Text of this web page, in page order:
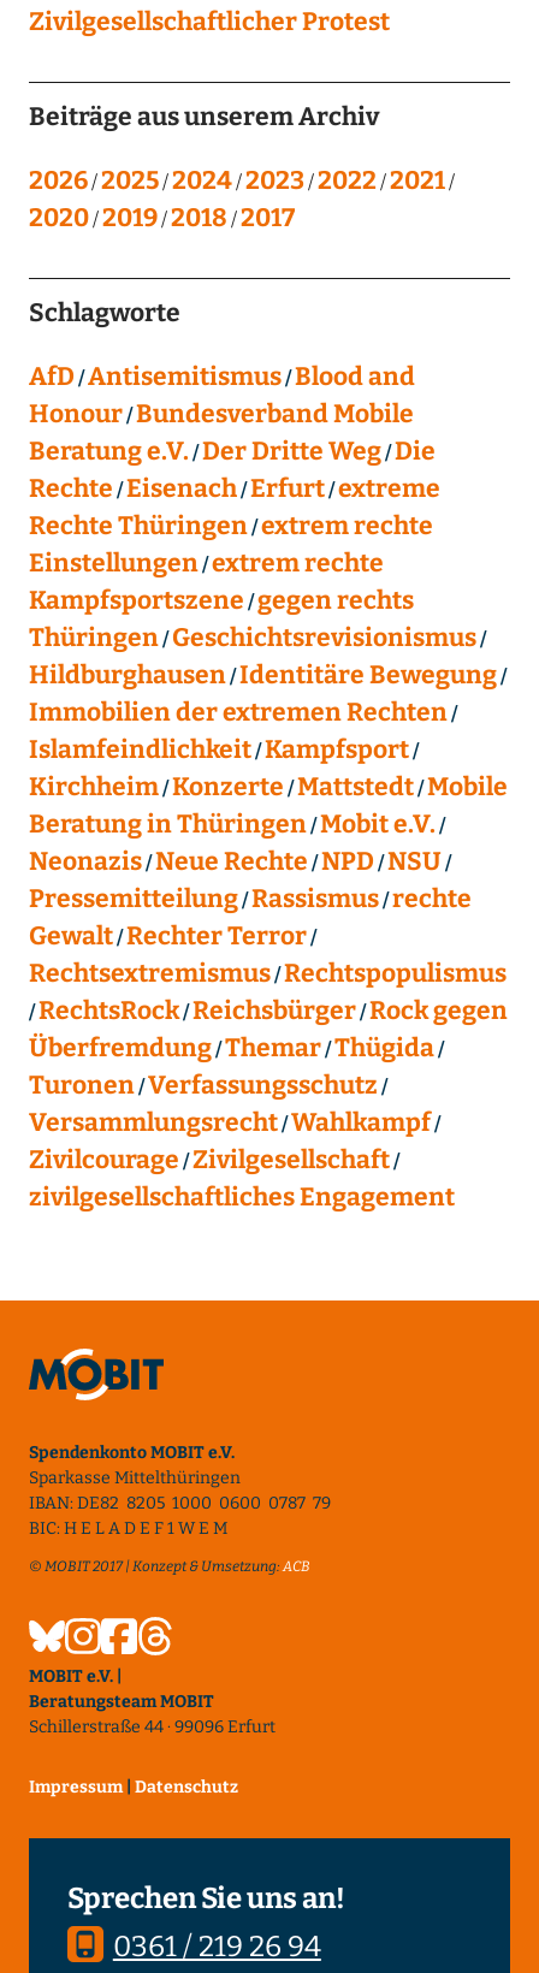
Zivilgesellschaftlicher Protest
Beiträge aus unserem Archiv
2026 2025 2024 2023 2022 2021
2020 2019 2018 2017
Schlagworte
AfD Antisemitismus Blood and
Honour Bundesverband Mobile
Beratung e.V. Der Dritte Weg Die
Rechte Eisenach Erfurt extreme
Rechte Thüringen extrem rechte
Einstellungen extrem rechte
Kampfsportszene gegen rechts
Thüringen Geschichtsrevisionismus
Hildburghausen Identitäre Bewegung
Immobilien der extremen Rechten
Islamfeindlichkeit Kampfsport
Kirchheim Konzerte Mattstedt Mobile
Beratung in Thüringen Mobit e.V.
Neonazis Neue Rechte NPD NSU
Pressemitteilung Rassismus rechte
Gewalt Rechter Terror
Rechtsextremismus Rechtspopulismus
RechtsRock Reichsbürger Rock gegen
Überfremdung Themar Thügida
Turonen Verfassungsschutz
Versammlungsrecht Wahlkampf
Zivilcourage Zivilgesellschaft
zivilgesellschaftliches Engagement
Spendenkonto MOBIT e.V.
Sparkasse Mittelthüringen
IBAN: DE82 8205 1000 0600 0787 79
BIC: H E L A D E F 1 W E M
© MOBIT 2017 | Konzept & Umsetzung:ACB
MOBIT e.V. |
Beratungsteam MOBIT
Schillerstraße 44 · 99096 Erfurt
Impressum Datenschutz
Sprechen Sie uns an!
0361 / 219 26 94